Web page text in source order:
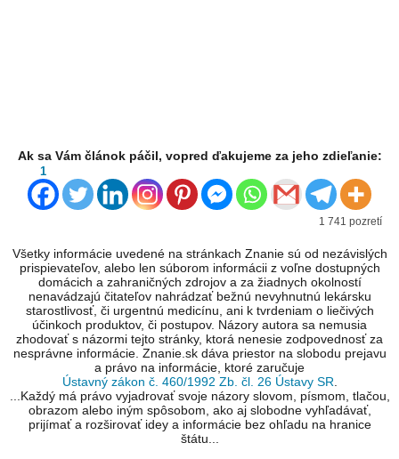
Ak sa Vám článok páčil, vopred ďakujeme za jeho zdieľanie:
1
1 741 pozretí
Všetky informácie uvedené na stránkach Znanie sú od nezávislých
prispievateľov, alebo len súborom informácii z voľne dostupných
domácich a zahraničných zdrojov a za žiadnych okolností
nenavádzajú čitateľov nahrádzať bežnú nevyhnutnú lekársku
starostlivosť, či urgentnú medicínu, ani k tvrdeniam o liečivých
účinkoch produktov, či postupov. Názory autora sa nemusia
zhodovať s názormi tejto stránky, ktorá nenesie zodpovednosť za
nesprávne informácie. Znanie.sk dáva priestor na slobodu prejavu
a právo na informácie, ktoré zaručuje
Ústavný zákon č. 460/1992 Zb. čl. 26 Ústavy SR
...Každý má právo vyjadrovať svoje názory slovom, písmom, tlačou,
obrazom alebo iným spôsobom, ako aj slobodne vyhľadávať,
prijímať a rozširovať idey a informácie bez ohľadu na hranice
štátu...